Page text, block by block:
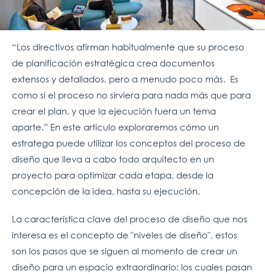
“Los directivos afirman habitualmente que su proceso
de planificación estratégica crea documentos
extensos y detallados, pero a menudo poco más. Es
como si el proceso no sirviera para nada más que para
crear el plan, y que la ejecución fuera un tema
aparte.” En este artículo exploraremos cómo un
estratega puede utilizar los conceptos del proceso de
diseño que lleva a cabo todo arquitecto en un
proyecto para optimizar cada etapa, desde la
concepción de la idea, hasta su ejecución.
La característica clave del proceso de diseño que nos
interesa es el concepto de "niveles de diseño", estos
son los pasos que se siguen al momento de crear un
diseño para un espacio extraordinario; los cuales pasan